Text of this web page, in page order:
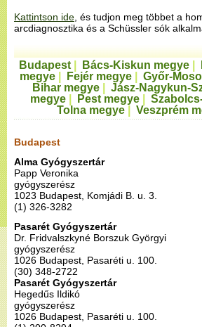
Kattintson ide , és tudjon meg többet a
arcdiagnosztika és a Schüssler sók
Budapest Bács-Kiskun megye
megye| Fejér megye| Győr-
Bihar megye
Jász-Nagykun-
megye| Pest megye|
Tolna megye
Veszprém
Budapest
Alma Gyógyszertár
Papp Veronika
gyógyszerész
1023 Budapest, Komjádi B. u. 3.
(1) 326-3282
Pasarét Gyógyszertár
Dr. Fridvalszkyné Borszuk Györgyi
gyógyszerész
1026 Budapest, Pasaréti u. 100.
(30) 348-2722
Pasarét Gyógyszertár
Hegedűs Ildikó
gyógyszerész
1026 Budapest, Pasaréti u. 100.